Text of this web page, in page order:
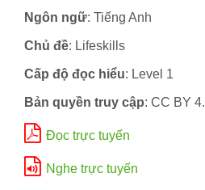
Ngôn ngữ: Tiếng Anh
Chủ đề: Lifeskills
Cấp độ đọc hiểu: Level 1
Bản quyền truy cập: CC BY
Đọc trực tuyến
Nghe trực tuyến